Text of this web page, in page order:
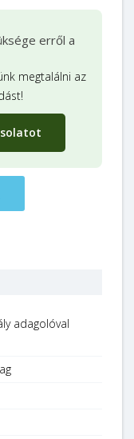
erről a
megtalálni az
adagolóval